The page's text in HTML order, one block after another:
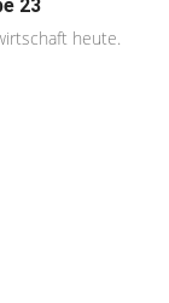
23
heute.